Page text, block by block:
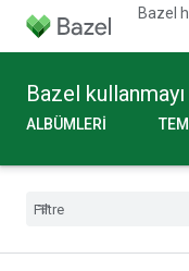
Bazel
Bazel
ALBÜMLERI